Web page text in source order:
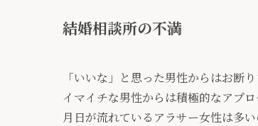
結婚相談所の不満
「いいな」と思った男性からはお断
イマイチな男性からは積極的なアプ
月日が流れているアラサー女性は多